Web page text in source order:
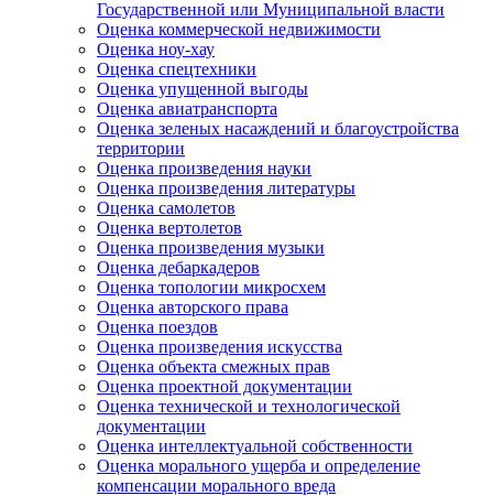
Государственной или Муниципальной власти
Оценка коммерческой недвижимости
Оценка ноу-хау
Оценка спецтехники
Оценка упущенной выгоды
Оценка авиатранспорта
Оценка зеленых насаждений и благоустройства
территории
Оценка произведения науки
Оценка произведения литературы
Оценка самолетов
Оценка вертолетов
Оценка произведения музыки
Оценка дебаркадеров
Оценка топологии микросхем
Оценка авторского права
Оценка поездов
Оценка произведения искусства
Оценка объекта смежных прав
Оценка проектной документации
Оценка технической и технологической
документации
Оценка интеллектуальной собственности
Оценка морального ущерба и определение
компенсации морального вреда